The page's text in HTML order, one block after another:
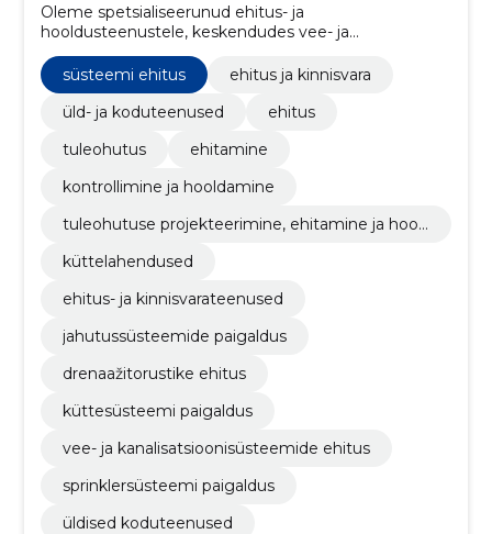
Oleme spetsialiseerunud ehitus- ja
hooldusteenustele, keskendudes vee- ja
kanalisatsioonisüsteemidele, tuletõrjevee ja
küttesüsteemide lahendustele.
süsteemi ehitus
ehitus ja kinnisvara
üld- ja koduteenused
ehitus
tuleohutus
ehitamine
kontrollimine ja hooldamine
tuleohutuse projekteerimine, ehitamine ja hool
küttelahendused
ehitus- ja kinnisvarateenused
jahutussüsteemide paigaldus
drenaažitorustike ehitus
küttesüsteemi paigaldus
vee- ja kanalisatsioonisüsteemide ehitus
sprinklersüsteemi paigaldus
üldised koduteenused